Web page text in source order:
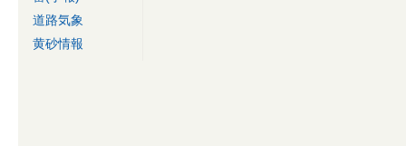
道路気象
黄砂情報